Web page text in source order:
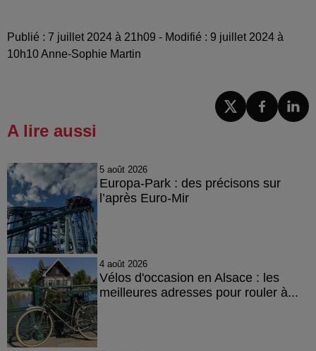
Publié : 7 juillet 2024 à 21h09 - Modifié : 9 juillet 2024 à
10h10 Anne-Sophie Martin
A lire aussi
5 août 2026
Europa-Park : des précisons sur
l’après Euro-Mir
4 août 2026
Vélos d'occasion en Alsace : les
meilleures adresses pour rouler à...